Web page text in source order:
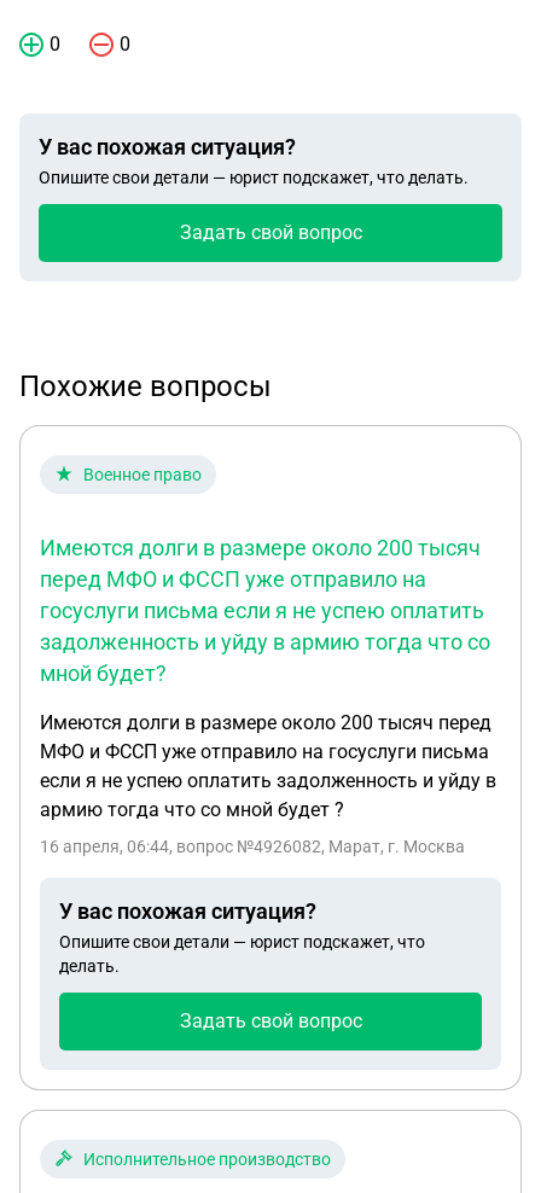
0 0
У вас похожая ситуация?
Опишите свои детали — юрист подскажет, что делать.
Задать свой вопрос
Похожие вопросы
Военное право
Имеются долги в размере около 200 тысяч
перед МФО и ФССП уже отправило на
госуслуги письма если я не успею оплатить
задолженность и уйду в армию тогда что со
мной будет?
Имеются долги в размере около 200 тысяч перед
МФО и ФССП уже отправило на госуслуги письма
если я не успею оплатить задолженность и уйду в
армию тогда что со мной будет ?
16 апреля, 06:44, вопрос №4926082, Марат, г. Москва
У вас похожая ситуация?
Опишите свои детали — юрист подскажет, что
делать.
Задать свой вопрос
Исполнительное производство